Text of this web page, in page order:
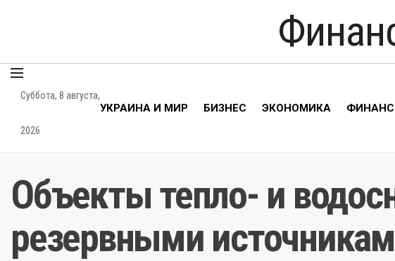
Суббота, 8 августа,
2026
УКРАИНА И МИР БИЗНЕС ЭКОНОМИКА
Объекты тепло- и
резервными